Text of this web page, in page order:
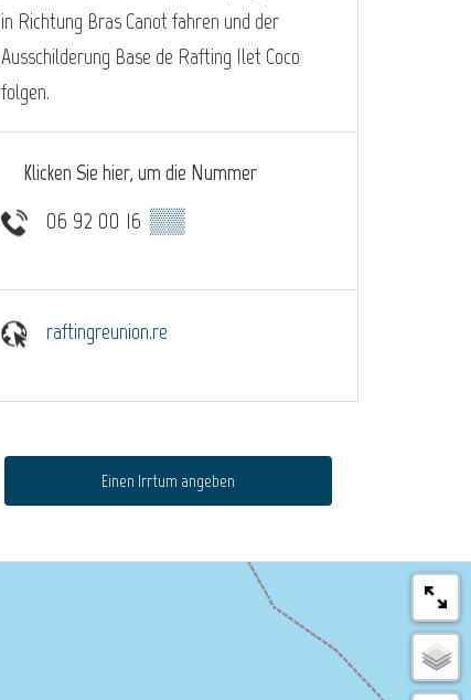
in Richtung Bras Canot fahren und der
Ausschilderung Base de Rafting Ilet Coco
folgen.
Klicken Sie hier, um die Nummer
06 92 00 16 ▒▒
raftingreunion.re
Einen Irrtum angeben